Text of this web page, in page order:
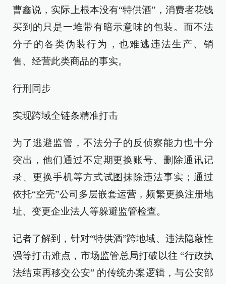
曹鑫说，实际上根本没有“特供酒”，消费者花钱
买到的只是一堆带有暗示意味的包装。而不法
分子的各类伪装行为，也难逃违法生产、销
售、经营此类商品的事实。
行刑同步
实现跨域全链条精准打击
为了逃避监管，不法分子的反侦察能力也十分
突出，他们通过不定期更换账号、删除通讯记
录、更换手机等方式试图抹除违法事实；通过
依托“空壳”公司多层嵌套运营，频繁更换注册地
址、变更企业法人等躲避监管检查。
记者了解到，针对“特供酒”跨地域、违法隐蔽性
强等打击难点，市场监管总局打破以往 “行政执
法结束再移交公安” 的传统办案逻辑，与公安部